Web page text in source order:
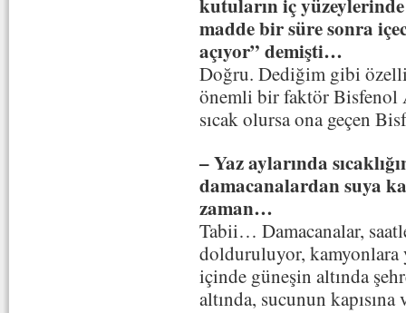
madde bir süre sonra
açıyor” demişti…
Doğru. Dediğim gibi
önemli bir faktör Bisfenol
sıcak olursa ona geçen
– Yaz aylarında
damacanalardan suya
zaman…
Tabii… Damacanalar,
dolduruluyor, kamyonlara
içinde güneşin altında
altında, sucunun kapısına